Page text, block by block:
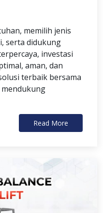
memilih jenis
serta didukung
investasi
aman, dan
terbaik bersama
Read More